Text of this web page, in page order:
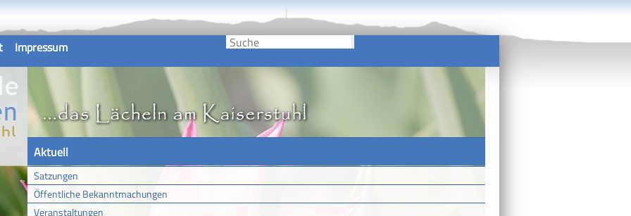
Impressum
Aktuell
Satzungen
Öffentliche Bekanntmachungen
Veranstaltungen